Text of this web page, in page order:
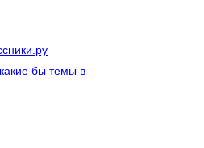
бы темы в